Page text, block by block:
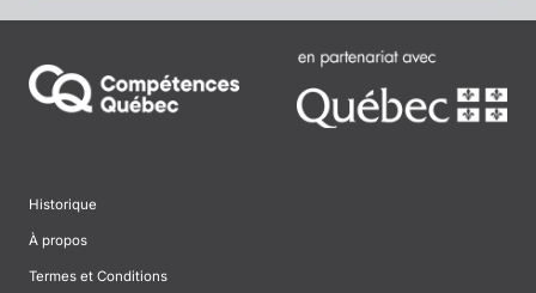
Historique
À propos
Termes et Conditions